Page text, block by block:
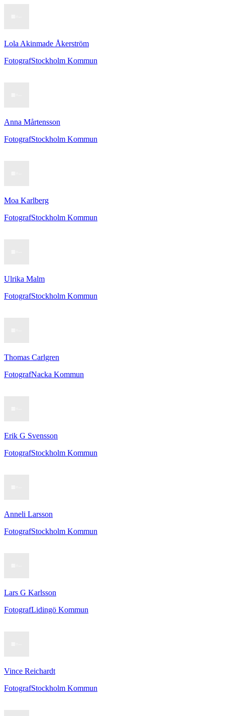
Lola Akinmade Åkerström
FotografStockholm Kommun
Anna Mårtensson
FotografStockholm Kommun
Moa Karlberg
FotografStockholm Kommun
Ulrika Malm
FotografStockholm Kommun
Thomas Carlgren
FotografNacka Kommun
Erik G Svensson
FotografStockholm Kommun
Anneli Larsson
FotografStockholm Kommun
Lars G Karlsson
FotografLidingö Kommun
Vince Reichardt
FotografStockholm Kommun